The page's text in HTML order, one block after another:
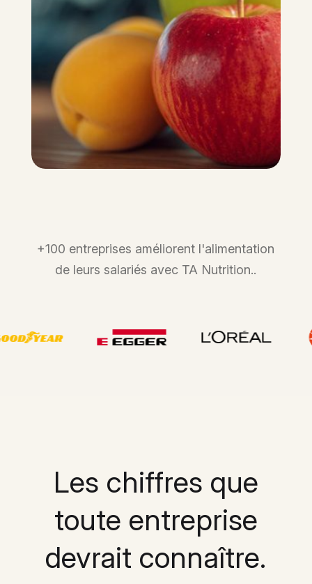
+100 entreprises améliorent l'alimentation
de leurs salariés avec TA Nutrition..
Les chiffres que
toute entreprise
devrait connaître.